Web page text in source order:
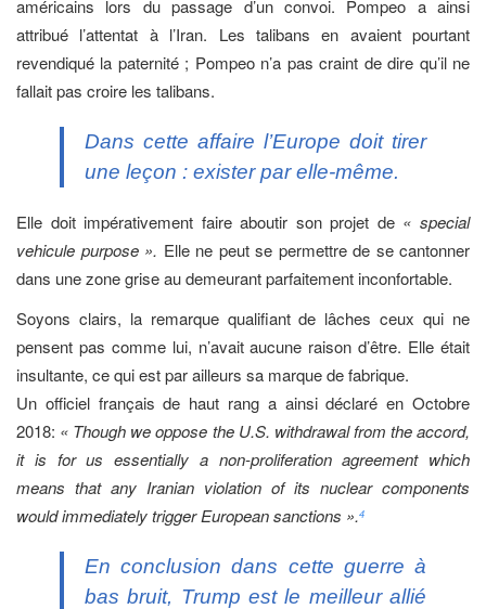
américains lors du passage d’un convoi. Pompeo a ainsi
attribué l’attentat à l’Iran. Les talibans en avaient pourtant
revendiqué la paternité ; Pompeo n’a pas craint de dire qu’il ne
fallait pas croire les talibans.
Dans cette affaire l’Europe doit tirer
une leçon : exister par elle-même.
Elle doit impérativement faire aboutir son projet de « special
vehicule purpose ». Elle ne peut se permettre de se cantonner
dans une zone grise au demeurant parfaitement inconfortable.
Soyons clairs, la remarque qualifiant de lâches ceux qui ne
pensent pas comme lui, n’avait aucune raison d’être. Elle était
insultante, ce qui est par ailleurs sa marque de fabrique.
Un officiel français de haut rang a ainsi déclaré en Octobre
2018: « Though we oppose the U.S. withdrawal from the accord,
it is for us essentially a non-proliferation agreement which
means that any Iranian violation of its nuclear components
would immediately trigger European sanctions ».4
En conclusion dans cette guerre à
bas bruit, Trump est le meilleur allié